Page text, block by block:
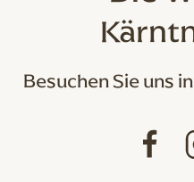
Besuchen Sie uns